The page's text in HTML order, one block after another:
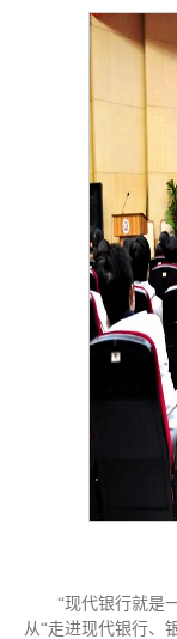
“现代银行就是
从“走进现代银行、